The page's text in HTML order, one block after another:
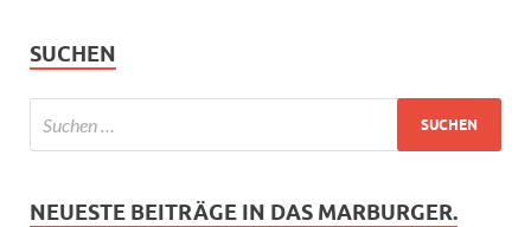
SUCHEN
NEUESTE BEITRÄGE IN DAS MARBURGER.